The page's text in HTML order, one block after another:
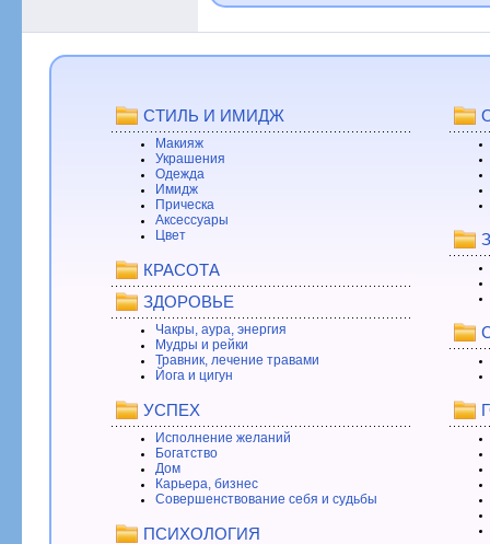
СТИЛЬ И ИМИДЖ
Макияж
Украшения
Одежда
Имидж
Прическа
Аксессуары
Цвет
КРАСОТА
ЗДОРОВЬЕ
Чакры, аура, энергия
Мудры и рейки
Травник, лечение травами
Йога и цигун
УСПЕХ
Исполнение желаний
Богатство
Дом
Карьера, бизнес
Совершенствование себя и судьбы
ПСИХОЛОГИЯ